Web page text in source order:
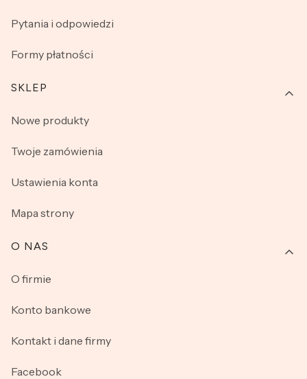
Pytania i odpowiedzi
Formy płatności
SKLEP
Nowe produkty
Twoje zamówienia
Ustawienia konta
Mapa strony
O NAS
O firmie
Konto bankowe
Kontakt i dane firmy
Facebook